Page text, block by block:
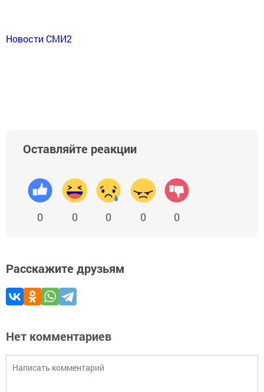
Новости СМИ2
Оставляйте реакции
0 0 0 0 0
Расскажите друзьям
Нет комментариев